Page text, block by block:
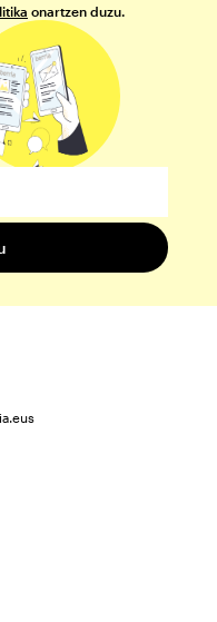
onartzen duzu.